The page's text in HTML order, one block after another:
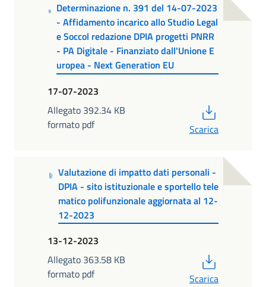
Determinazione n. 391 del 14-07-2023
- Affidamento incarico allo Studio Legal
e Soccol redazione DPIA progetti PNRR
- PA Digitale - Finanziato dall'Unione E
uropea - Next Generation EU
17-07-2023
Allegato 392.34 KB
formato pdf
Scarica
Valutazione di impatto dati personali -
DPIA - sito istituzionale e sportello tele
matico polifunzionale aggiornata al 12-
12-2023
13-12-2023
Allegato 363.58 KB
formato pdf
Scarica